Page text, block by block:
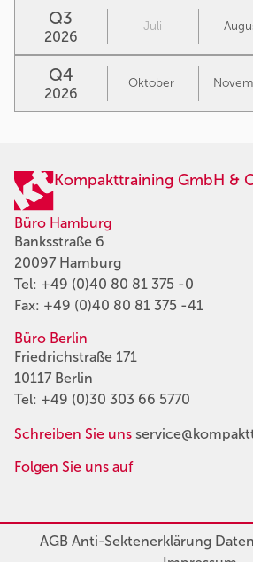
Q3
2026
Juli
Q4
2026
Oktober
Kompakttraining GmbH &
Büro Hamburg
Banksstraße 6
20097 Hamburg
Tel: +49 (0)40 80 81 375 -0
Fax: +49 (0)40 80 81 375 -41
Büro Berlin
Friedrichstraße 171
10117 Berlin
Tel: +49 (0)30 303 66 5770
Schreiben Sie uns
Folgen Sie uns auf
AGBAnti-Sektenerklärung